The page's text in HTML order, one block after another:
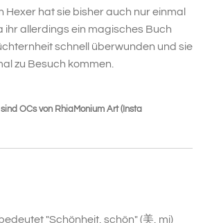
Hexer hat sie bisher auch nur einmal
ihr allerdings ein magisches Buch
schnell überwunden und sie
zu Besuch kommen.
OCs von RhiaMonium Art (Insta
"Schönheit, schön" (美 , mi)